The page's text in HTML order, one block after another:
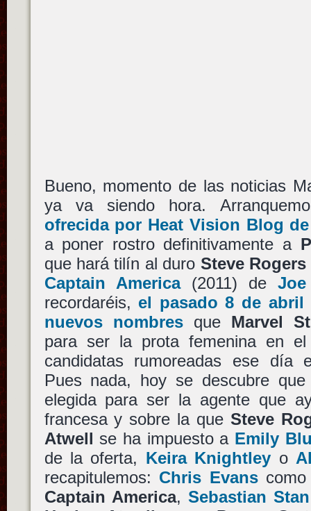
Bueno, momento de las noticias
ya va siendo hora.
ofrecida por Heat Vision Blog
a poner rostro definitivamente a
que hará tilín al duro Steve Rogers
Captain America(2011) de
recordaréis, el pasado 8 de
nuevos nombresque Marvel
para ser la prota femenina en
candidatas rumoreadas ese día
Pues nada, hoy se descubre
elegida para ser la agente que
francesa y sobre la que Steve
Atwell se ha impuesto a Emily
de la oferta, Keira Knightley o
recapitulemos: Chris Evans
Captain America, Sebastian Stan